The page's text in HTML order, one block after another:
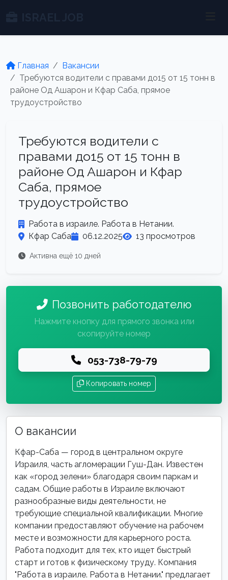
Главная
Вакансии
Требуются водители с правами до15 от 15 тонн в
районе Од Ашарон и Кфар Саба, прямое
трудоустройство
Требуются водители с
правами до15 от 15 тонн в
районе Од Ашарон и Кфар
Саба, прямое
трудоустройство
Работа в израиле. Работа в Нетании.
Кфар Саба
06.12.2025 13 просмотров
Активна ещё 10 дней
Позвонить работодателю
Нажмите кнопку для прямого звонка или
скопируйте номер
053-738-79-79
Копировать номер
О вакансии
Кфар-Саба — город в центральном округе
Израиля, часть агломерации Гуш-Дан. Известен
как «город зелени» благодаря своим паркам и
садам. Общие работы в Израиле включают
разнообразные виды деятельности, не
требующие специальной квалификации. Многие
компании предоставляют обучение на рабочем
месте и возможности для карьерного роста.
Работа подходит для тех, кто ищет быстрый
старт и готов к физическому труду. Компания
"Работа в израиле. Работа в Нетании." предлагает